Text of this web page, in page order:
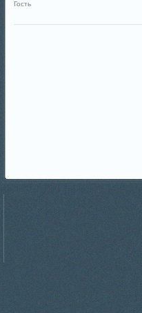
Гость